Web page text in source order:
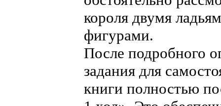
короля двумя
фигурами.
После подробного
задания для
книги полностью